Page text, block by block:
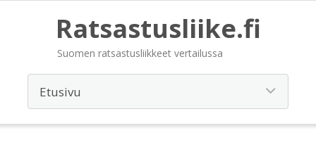
Ratsastusliike.fi
Suomen ratsastusliikkeet vertailussa